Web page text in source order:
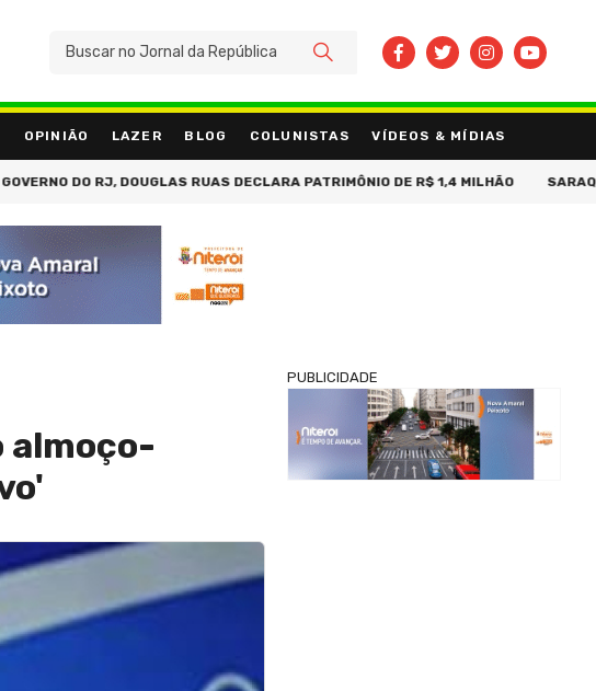
OPINIÃO LAZER BLOG COLUNISTAS VÍDEOS & MÍDIAS
DO RJ, DOUGLAS RUAS DECLARA PATRIMÔNIO DE R$ 1,4 MILHÃO
BUSCAR
almoço-
PUBLICIDADE